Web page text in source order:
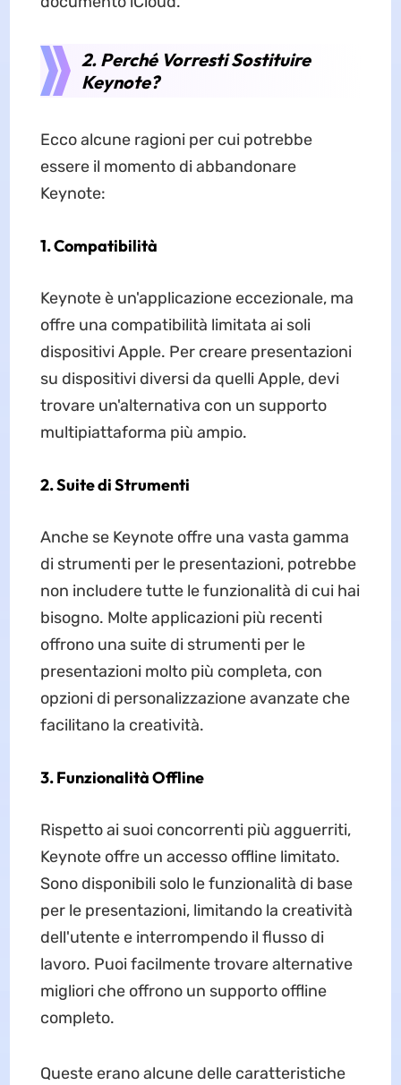
2. Perché Vorresti Sostituire
Keynote?
Ecco alcune ragioni per cui potrebbe
essere il momento di abbandonare
Keynote:
1. Compatibilità
Keynote è un'applicazione eccezionale, ma
offre una compatibilità limitata ai soli
dispositivi Apple. Per creare presentazioni
su dispositivi diversi da quelli Apple, devi
trovare un'alternativa con un supporto
multipiattaforma più ampio.
2. Suite di Strumenti
Anche se Keynote offre una vasta gamma
di strumenti per le presentazioni, potrebbe
non includere tutte le funzionalità di cui hai
bisogno. Molte applicazioni più recenti
offrono una suite di strumenti per le
presentazioni molto più completa, con
opzioni di personalizzazione avanzate che
facilitano la creatività.
3. Funzionalità Offline
Rispetto ai suoi concorrenti più agguerriti,
Keynote offre un accesso offline limitato.
Sono disponibili solo le funzionalità di base
per le presentazioni, limitando la creatività
dell'utente e interrompendo il flusso di
lavoro. Puoi facilmente trovare alternative
migliori che offrono un supporto offline
completo.
Queste erano alcune delle caratteristiche